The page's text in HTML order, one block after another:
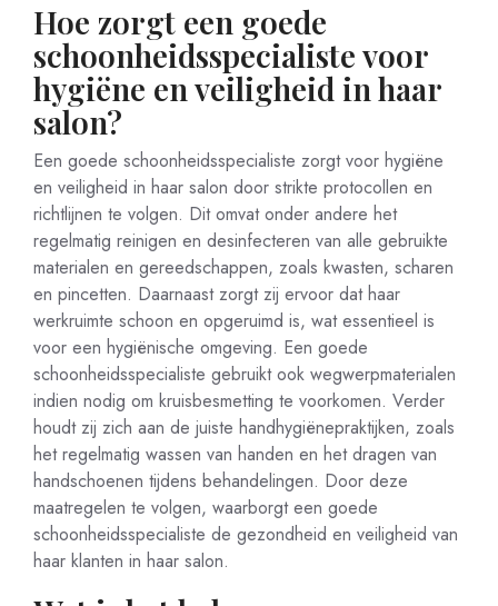
Hoe zorgt een goede
schoonheidsspecialiste voor
hygiëne en veiligheid in haar
salon?
Een goede schoonheidsspecialiste zorgt voor hygiëne
en veiligheid in haar salon door strikte protocollen en
richtlijnen te volgen. Dit omvat onder andere het
regelmatig reinigen en desinfecteren van alle gebruikte
materialen en gereedschappen, zoals kwasten, scharen
en pincetten. Daarnaast zorgt zij ervoor dat haar
werkruimte schoon en opgeruimd is, wat essentieel is
voor een hygiënische omgeving. Een goede
schoonheidsspecialiste gebruikt ook wegwerpmaterialen
indien nodig om kruisbesmetting te voorkomen. Verder
houdt zij zich aan de juiste handhygiënepraktijken, zoals
het regelmatig wassen van handen en het dragen van
handschoenen tijdens behandelingen. Door deze
maatregelen te volgen, waarborgt een goede
schoonheidsspecialiste de gezondheid en veiligheid van
haar klanten in haar salon.